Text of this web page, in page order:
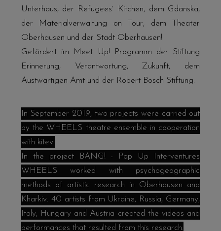
Unterhaus, der Refugees` Kitchen, dem Gdanska,
der Materialverwaltung on Tour, dem Theater
Oberhausen und der Stadt Oberhausen!
Gefördert im Meet Up! Programm der Stiftung
Erinnerung, Verantwortung, Zukunft, dem
Austwärtigen Amt und der Robert Bosch Stiftung.
In September 2019, two projects were carried out
by the WHEELS theatre ensemble in cooperation
with kitev:
In the project BANG! - Pop Up Interventures
WHEELS worked with psychogeographic
methods of artistic research in Oberhausen and
Kharkiv. 40 artists from Ukraine, Russia, Germany,
Italy, Hungary and Austria created the videos and
performances that resulted from this research.